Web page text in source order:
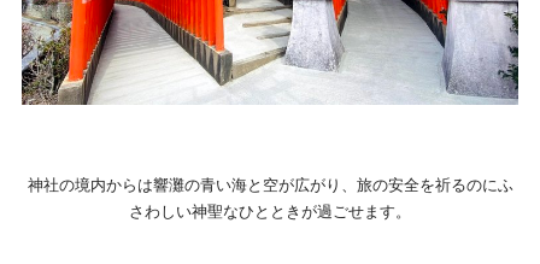
神社の境内からは響灘の青い海と空が広がり、旅の安全を祈るのにふ
さわしい神聖なひとときが過ごせます。